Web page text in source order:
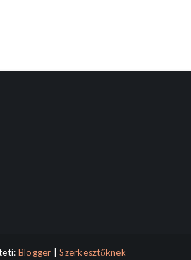
Blogger |Szerkesztőknek